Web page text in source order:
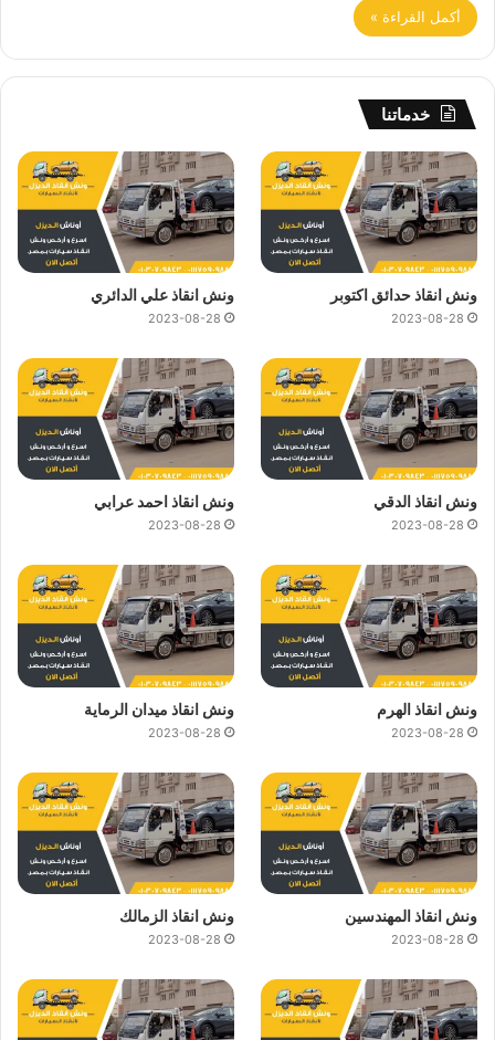
أكمل القراءة »
خدماتنا
ونش انقاذ حدائق اكتوبر
2023-08-28
ونش انقاذ علي الدائري
2023-08-28
ونش انقاذ الدقي
2023-08-28
ونش انقاذ احمد عرابي
2023-08-28
ونش انقاذ الهرم
2023-08-28
ونش انقاذ ميدان الرماية
2023-08-28
ونش انقاذ المهندسين
2023-08-28
ونش انقاذ الزمالك
2023-08-28